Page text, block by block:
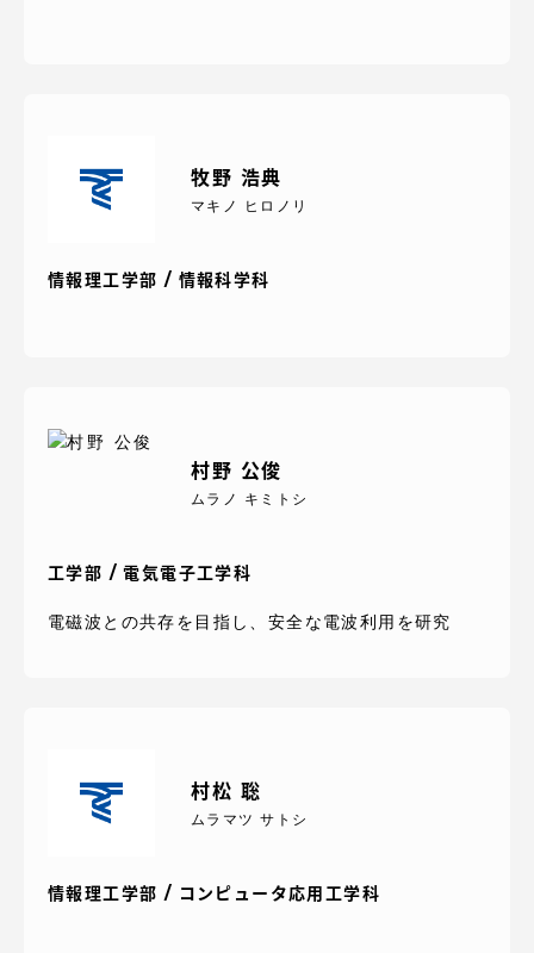
牧野 浩典
マキノ ヒロノリ
情報理工学部 / 情報科学科
村野 公俊
ムラノ キミトシ
工学部 / 電気電子工学科
電磁波との共存を目指し、安全な電波利用を研究
村松 聡
ムラマツ サトシ
情報理工学部 / コンピュータ応用工学科